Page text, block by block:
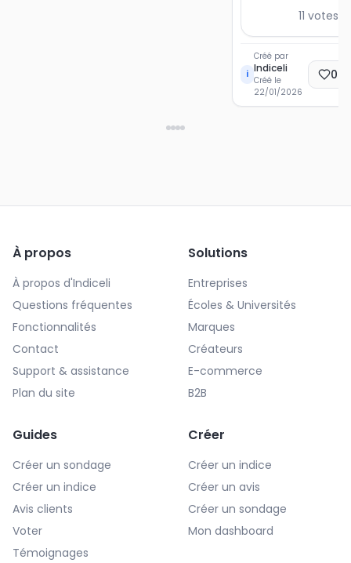
11 votes
i
Créé par
Indiceli
Créé le
22/01/2026
0
À propos
À propos d'Indiceli
Questions fréquentes
Fonctionnalités
Contact
Support & assistance
Plan du site
Solutions
Entreprises
Écoles & Universités
Marques
Créateurs
E-commerce
B2B
Guides
Créer un sondage
Créer un indice
Avis clients
Voter
Témoignages
Créer
Créer un indice
Créer un avis
Créer un sondage
Mon dashboard